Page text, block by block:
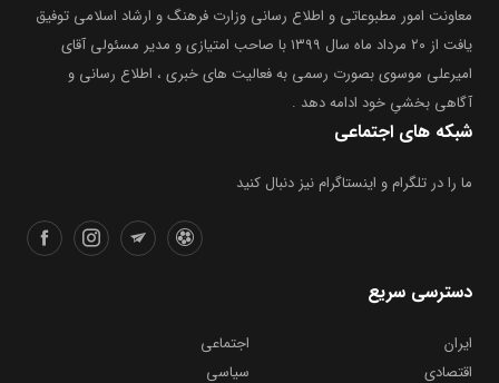
معاونت امور مطبوعاتی و اطلاع رسانی وزارت فرهنگ و ارشاد اسلامی توفیق
یافت از ۲۰ مرداد ماه سال ۱۳۹۹ با صاحب امتیازی و مدیر مسئولی آقای
امیرعلی موسوی بصورت رسمی به فعالیت های خبری ، اطلاع رسانی و
آگاهی بخشیِ خود ادامه دهد .
شبکه های اجتماعی
ما را در تلگرام و اینستاگرام نیز دنبال کنید
دسترسی سریع
ایران
اجتماعی
اقتصادی
سیاسی